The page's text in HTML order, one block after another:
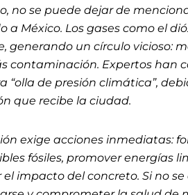
no se puede dejar de
a México. Los gases como el
generando un círculo vicioso:
contaminación. Expertos han
“olla de presión climática”,
que recibe la ciudad.
exige acciones inmediatas:
fósiles, promover energías
impacto del concreto. Si no